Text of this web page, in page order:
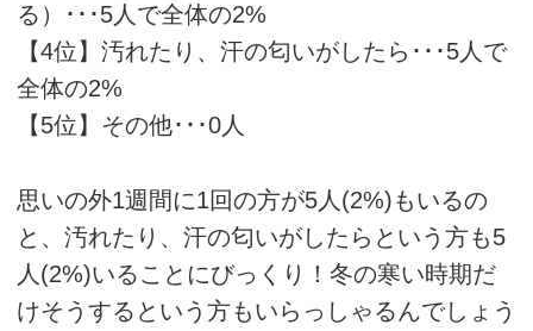
る）･･･5人で全体の2%
【4位】汚れたり、汗の匂いがしたら･･･5人で
全体の2%
【5位】その他･･･0人
思いの外1週間に1回の方が5人(2%)もいるの
と、汚れたり、汗の匂いがしたらという方も5
人(2%)いることにびっくり！冬の寒い時期だ
けそうするという方もいらっしゃるんでしょう